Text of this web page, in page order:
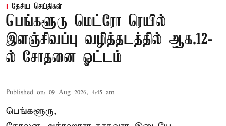
தேசிய செய்திகள்
பெங்களூரு மெட்ரோ ரெயில்
இளஞ்சிவப்பு வழித்தடத்தில் ஆக.12-
ல் சோதனை ஓட்டம்
Published on: 09 Aug 2026, 4:45 am
பெங்களூரு,